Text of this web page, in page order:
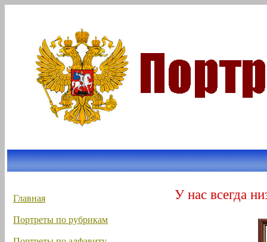
Главная
Портреты по рубрикам
У нас всегда